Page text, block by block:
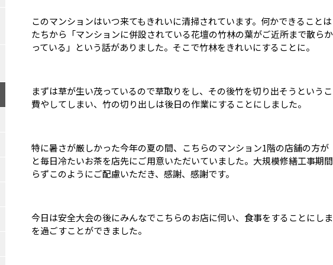
このマンションはいつ来てもきれいに清掃されています。何かできること
たちから「マンションに併設されている花壇の竹林の葉がご近所まで散ら
っている」という話がありました。そこで竹林をきれいにすることに。
まずは草が生い茂っているので草取りをし、その後竹を切り出そうという
費やしてしまい、竹の切り出しは後日の作業にすることにしました。
特に暑さが厳しかった今年の夏の間、こちらのマンション1階の店舗の方が
と毎日冷たいお茶を店先にご用意いただいていました。大規模修繕工事期
らずこのようにご配慮いただき、感謝、感謝です。
今日は安全大会の後にみんなでこちらのお店に伺い、食事をすることにし
を過ごすことができました。